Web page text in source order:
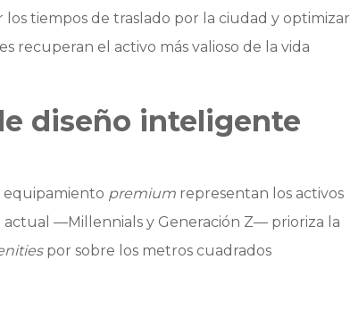
tiempos de traslado por la ciudad y optimizar
recuperan el activo más valioso de la vida
diseño inteligente
equipamiento premiumrepresentan los activos
—Millennials y Generación Z— prioriza la
por sobre los metros cuadrados